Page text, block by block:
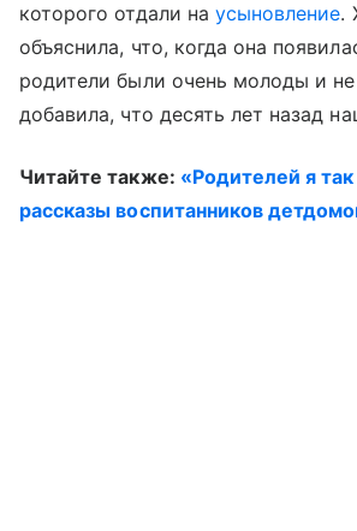
которого отдали на усыновление.
объяснила, что, когда она
родители были очень молоды и
добавила, что десять лет назад
Читайте также: «Родителей я
рассказы воспитанников